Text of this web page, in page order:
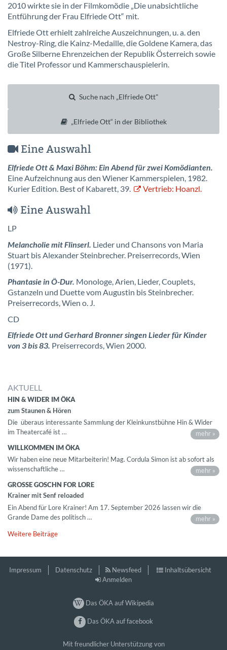
2010 wirkte sie in der Filmkomödie „Die unabsichtliche
Entführung der Frau Elfriede Ott“ mit.
Elfriede Ott erhielt zahlreiche Auszeichnungen, u. a. den
Nestroy-Ring, die Kainz-Medaille, die Goldene Kamera, das
Große Silberne Ehrenzeichen der Republik Österreich sowie
die Titel Professor und Kammerschauspielerin.
Suche nach „Elfriede Ott"
„Elfriede Ott“ in der Bibliothek
Eine Auswahl
Elfriede Ott & Maxi Böhm: Ein Abend für zwei Komödianten.
Eine Aufzeichnung aus den Wiener Kammerspielen, 1982.
Kurier Edition. Best of Kabarett, 39.
Vertrieb: Hoanzl.
Eine Auswahl
LP
Melancholie mit Flinserl. Lieder und Chansons von Maria
Stuart bis Alexander Steinbrecher. Preiserrecords, Wien
(1971).
Phantasie in Ö-Dur. Monologe, Arien, Lieder, Couplets,
Gstanzeln und Duette vom Augustin bis Steinbrecher.
Preiserrecords, Wien o. J.
CD
Elfriede Ott und Gerhard Bronner singen Lieder für Kinder
von 3 bis 83. Preiserrecords, Wien 2000.
AKTUELL
HIN & WIDER IM ÖKA
zum Staunen & Hören
Die überaus interessante Sammlung der Kleinkunstbühne Hin & Wider
im Theatercafé ist …
mehr »
WILLKOMMEN IM ÖKA
Wir haben eine neue Mitarbeiterin! Mag. Cordula Simon ist ab sofort als
wissenschaftliche …
mehr »
GROSSE GOSCHN FOR LORE
Krainer mit Senf reloaded
Ein Abend für Lore Krainer! Am 17. September 2026 lassen wir die
Grande Dame des politisch …
mehr »
Weitere Beiträge
Impressum Datenschutz Newsfeed
Inhaltsübersicht
Anmelden
Das ÖKA auf Wikipedia
Das ÖKA auf facebook
Mit freundlicher Unterstützung von